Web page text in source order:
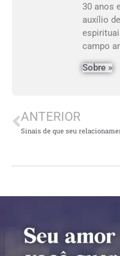
30 anos
auxílio
campo
Sobre »
ANTERIOR